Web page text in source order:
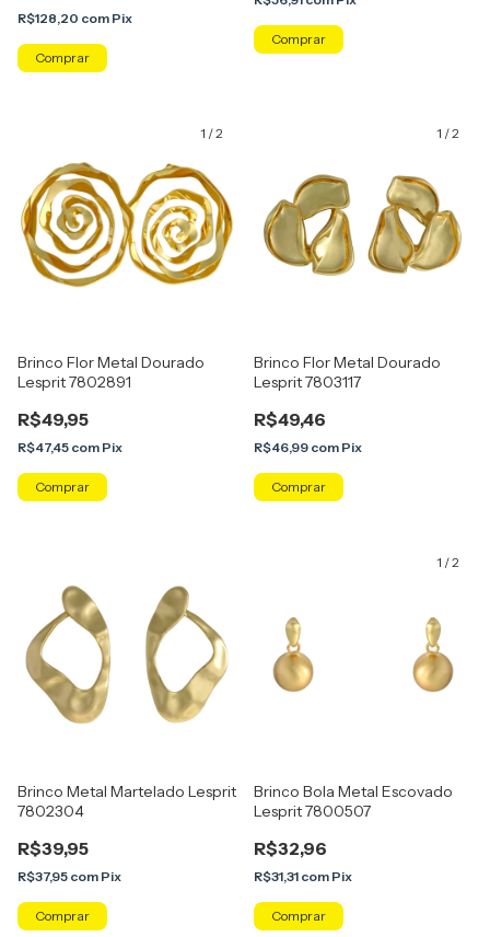
R$128,20 com Pix
1 /2
Brinco Flor Metal Dourado
Lesprit 7802891
R$49,95
R$47,45 com Pix
1 /2
Brinco Flor Metal Dourado
Lesprit 7803117
R$49,46
R$46,99 com Pix
Brinco Metal Martelado Lesprit
7802304
R$39,95
R$37,95 com Pix
1 /2
Brinco Bola Metal Escovado
Lesprit 7800507
R$32,96
R$31,31 com Pix